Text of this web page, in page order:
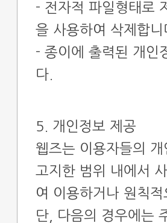
- 전자적 파일형태로
을 사용하여 삭제합니
- 종이에 출력된 개인
다.
5. 개인정보 제공
웹즈는 이용자들의
고지한 범위 내에서
여 이용하거나 원칙
단, 다음의 경우에는